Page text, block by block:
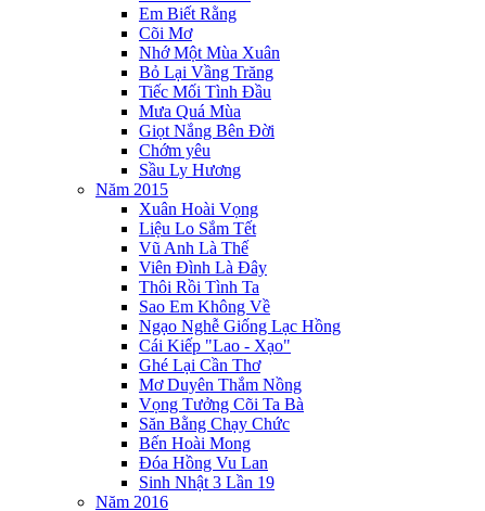
Em Biết Rằng
Cõi Mơ
Nhớ Một Mùa Xuân
Bỏ Lại Vầng Trăng
Tiếc Mối Tình Đầu
Mưa Quá Mùa
Giọt Nắng Bên Đời
Chớm yêu
Sầu Ly Hương
Năm 2015
Xuân Hoài Vọng
Liệu Lo Sắm Tết
Vũ Anh Là Thế
Viên Đình Là Đây
Thôi Rồi Tình Ta
Sao Em Không Về
Ngạo Nghễ Giống Lạc Hồng
Cái Kiếp "Lao - Xạo"
Ghé Lại Cần Thơ
Mơ Duyên Thắm Nồng
Vọng Tưởng Cõi Ta Bà
Săn Bằng Chạy Chức
Bến Hoài Mong
Đóa Hồng Vu Lan
Sinh Nhật 3 Lần 19
Năm 2016